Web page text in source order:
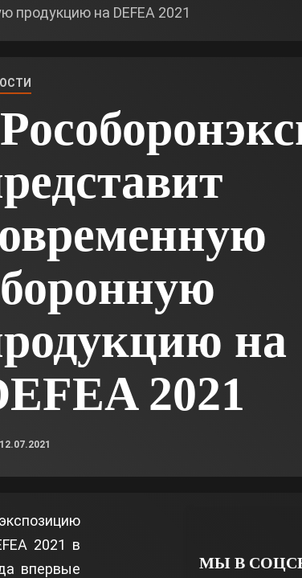
продукцию на DEFEA 2021
на
2021
12.07.2021
2021 в
впервые
МЫ В